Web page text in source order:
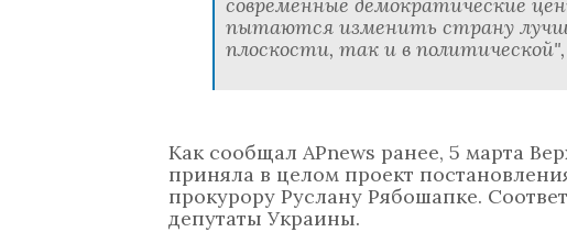
пытаются изменить страну
плоскости, так и в
Как сообщал APnews ранее, 5 марта
приняла в целом проект
прокурору Руслану Рябошапке.
депутаты Украины.